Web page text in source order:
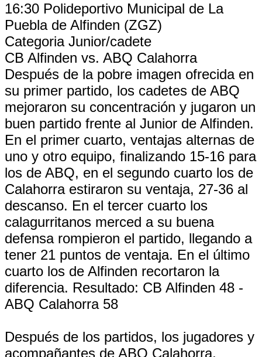
16:30 Polideportivo Municipal de La
Puebla de Alfinden (ZGZ)
Categoria Junior/cadete
CB Alfinden vs. ABQ Calahorra
Después de la pobre imagen ofrecida en
su primer partido, los cadetes de ABQ
mejoraron su concentración y jugaron un
buen partido frente al Junior de Alfinden.
En el primer cuarto, ventajas alternas de
uno y otro equipo, finalizando 15-16 para
los de ABQ, en el segundo cuarto los de
Calahorra estiraron su ventaja, 27-36 al
descanso. En el tercer cuarto los
calagurritanos merced a su buena
defensa rompieron el partido, llegando a
tener 21 puntos de ventaja. En el último
cuarto los de Alfinden recortaron la
diferencia. Resultado: CB Alfinden 48 -
ABQ Calahorra 58
Después de los partidos, los jugadores y
acompañantes de ABQ Calahorra,